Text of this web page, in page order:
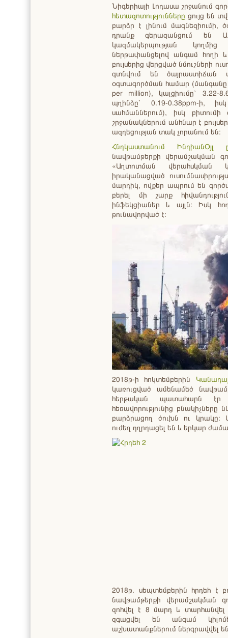
Նիգերիայի Լոդասա շրջանում
հետազոտությունները ցույց են
բարձր է լինում մագնեզիումի,
դրանք գերազանցում են
կազմակերպության
ներթափանցելով անգամ հողի
բույսերից վերցված նմուշների
գտնվում են
օգտագործման համար
per million), կալցիումը՝ 3.22-
պղինձը՝ 0.19-0.38ppm-ի,
սահմաններում), իսկ
շրջանակներում անհնար է
ազդեցության տակ չորանում են։
Հնդկաստանում ԻնդիանՕյլ
նավթամթերքի վերամշակման
«Աղտոտման վերահսկման
իրականացված
մարդիկ, ովքեր ապրում են
բերել մի շարք
ինֆեկցիաներ և այլն։ Իսկ
թունավորված է։
2018թ-ի հոկտեմբերին
կառուցված ամենամեծ
հերթական պատահարն էր
հեռավորությունից
բարձրացող ծուխն ու կրակը։
ուժեղ դղրդացել են և երկար
2018թ. սեպտեմբերին հրդեհ է
նավթամթերքի վերամշակման
զոհվել է 8 մարդ և տարհանվել
զգացվել են անգամ
աշխատանքներում ներգրավվել